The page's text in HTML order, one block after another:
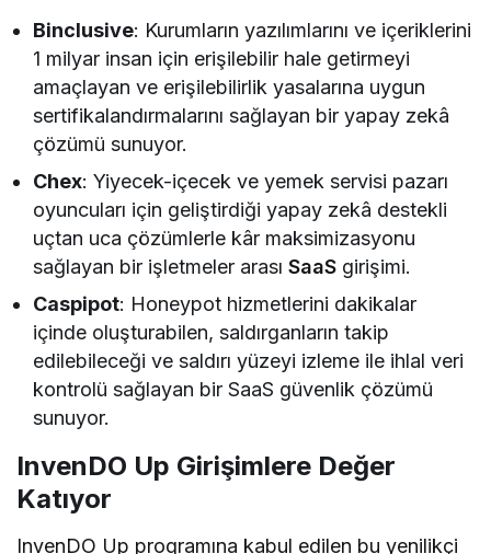
Binclusive: Kurumların yazılımlarını ve içeriklerini
1 milyar insan için erişilebilir hale getirmeyi
amaçlayan ve erişilebilirlik yasalarına uygun
sertifikalandırmalarını sağlayan bir yapay zekâ
çözümü sunuyor.
Chex: Yiyecek-içecek ve yemek servisi pazarı
oyuncuları için geliştirdiği yapay zekâ destekli
uçtan uca çözümlerle kâr maksimizasyonu
sağlayan bir işletmeler arasıSaaS girişimi.
Caspipot: Honeypot hizmetlerini dakikalar
içinde oluşturabilen, saldırganların takip
edilebileceği ve saldırı yüzeyi izleme ile ihlal veri
kontrolü sağlayan bir SaaS güvenlik çözümü
sunuyor.
InvenDO Up Girişimlere Değer
Katıyor
InvenDO Up programına kabul edilen bu yenilikçi